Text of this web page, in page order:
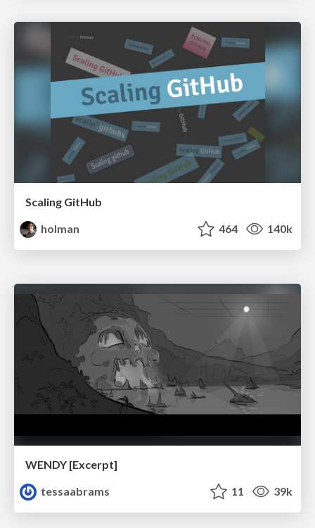
Scaling GitHub
holman
464 140k
WENDY [Excerpt]
tessaabrams
11 39k